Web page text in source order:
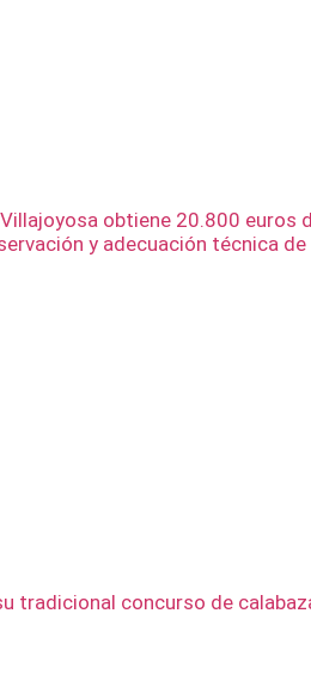
obtiene 20.800 euros
y adecuación técnica de
tradicional concurso de